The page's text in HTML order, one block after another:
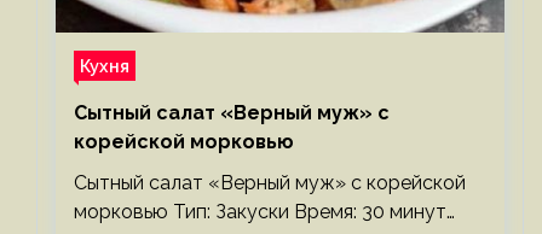
Кухня
Сытный салат «Верный муж» с
корейской морковью
Сытный салат «Верный муж» с корейской
морковью Тип: Закуски Время: 30 минут…